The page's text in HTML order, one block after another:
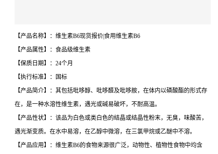
【产品名称】：维生素B6现货报价|食用维生素B6
【产品属性】：食品级维生素
【保质日期】：24个月
【执行标准】：国标
【产品简介】：其包括吡哆醇、吡哆醛及吡哆胺，在体内以磷酸酯的形式存
在，是一种水溶性维生素，遇光或碱易破坏，不耐高温。
【产品性状】：该品为白色或类白色的结晶或结晶性粉末，无臭，味酸苦，
遇光渐变质。在水中易溶，在乙醇中微溶，在三氯甲烷或乙醚中不溶。
【产品应用】：维生素B6的食物来源很广泛，动物性、植物性食物中均含